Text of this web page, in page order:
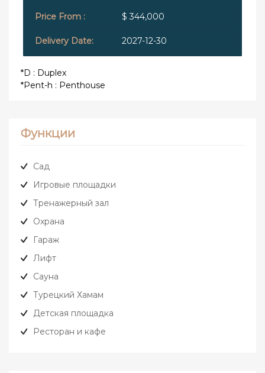
$ 344,000
2027-12-30
*D : Duplex
*Pent-h : Penthouse
Функции
Сад
Игровые площадки
Тренажерный зал
Охрана
Гараж
Лифт
Сауна
Турецкий Хамам
Детская площадка
Ресторан и кафе